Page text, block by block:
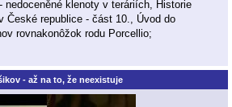
nedoceněné klenoty v teráriích, Historie
České republice - část 10., Úvod do
rovnakonôžok rodu Porcellio;
- až na to, že neexistuje